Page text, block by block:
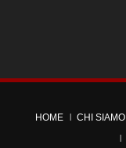
HOME CHI SIAMO